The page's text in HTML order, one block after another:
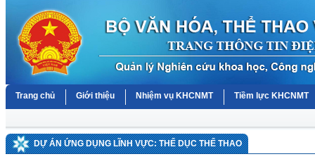
Trang chủ Giới thiệu Nhiệm vụ KHCNMT Tiềm lực KHCNMT
DỰ ÁN ỨNG DỤNG LĨNH VỰC: THỂ DỤC THỂ THAO